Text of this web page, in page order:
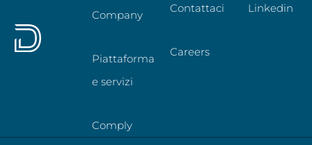
Company
Piattaforma
e servizi
Comply
Contattaci
Careers
Linkedin